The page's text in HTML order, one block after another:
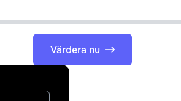
Värdera nu